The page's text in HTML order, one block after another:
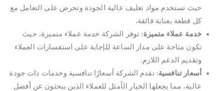
حيث تستخدم مواد تغليف عالية الجودة وتحرص على التعامل مع
كل قطعة بعناية فائقة.
خدمة عملاء متميزة: توفر الشركة خدمة عملاء متميزة، حيث
تكون متاحة على مدار الساعة للإجابة على استفسارات العملاء
وتقديم الدعم اللازم.
أسعار تنافسية: تقدم الشركة أسعارًا تنافسية وخدمات ذات جودة
عالية، مما يجعلها الخيار الأمثل للعملاء الذين يبحثون عن أفضل